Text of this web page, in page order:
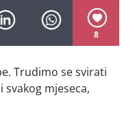
8
Trudimo se svirati
svakog mjeseca,